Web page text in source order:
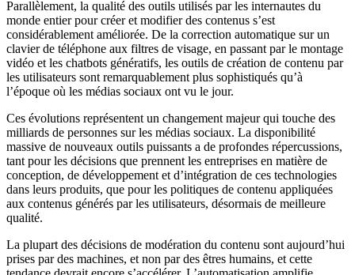
Parallèlement, la qualité des outils utilisés par les internautes du
monde entier pour créer et modifier des contenus s’est
considérablement améliorée. De la correction automatique sur un
clavier de téléphone aux filtres de visage, en passant par le montage
vidéo et les chatbots génératifs, les outils de création de contenu par
les utilisateurs sont remarquablement plus sophistiqués qu’à
l’époque où les médias sociaux ont vu le jour.
Ces évolutions représentent un changement majeur qui touche des
milliards de personnes sur les médias sociaux. La disponibilité
massive de nouveaux outils puissants a de profondes répercussions,
tant pour les décisions que prennent les entreprises en matière de
conception, de développement et d’intégration de ces technologies
dans leurs produits, que pour les politiques de contenu appliquées
aux contenus générés par les utilisateurs, désormais de meilleure
qualité.
La plupart des décisions de modération du contenu sont aujourd’hui
prises par des machines, et non par des êtres humains, et cette